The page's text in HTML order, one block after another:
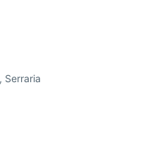
Serraria